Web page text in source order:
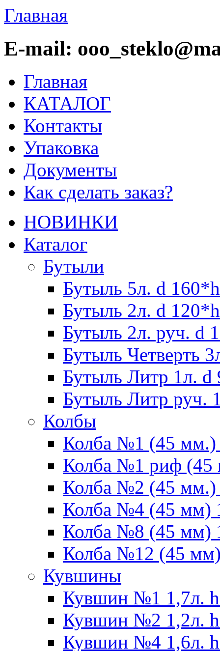
Главная
E-mail:
Главная
КАТАЛОГ
Контакты
Упаковка
Документы
Как сделать заказ?
НОВИНКИ
Каталог
Бутыли
Бутыль 5л. d
Бутыль 2л. d
Бутыль 2л. руч. d
Бутыль Четверть
Бутыль Литр 1л.
Бутыль Литр руч.
Колбы
Колба №1 (45 мм.)
Колба №1 риф (45
Колба №2 (45 мм.)
Колба №4 (45 мм)
Колба №8 (45 мм)
Колба №12 (45
Кувшины
Кувшин №1 1,7л.
Кувшин №2 1,2л.
Кувшин №4 1,6л.